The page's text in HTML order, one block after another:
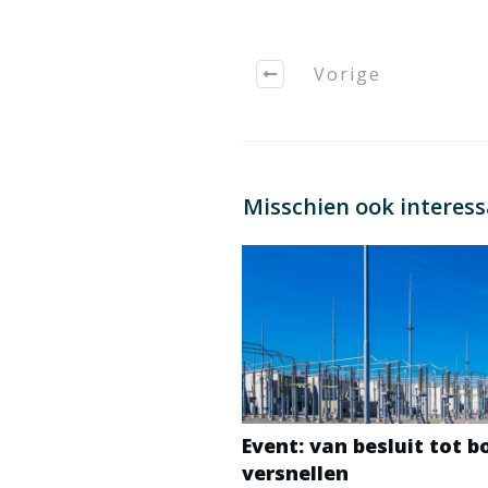
Vorige
Misschien ook
Event: van besluit tot
versnellen